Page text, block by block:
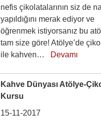
nefis çikolatalarının siz de
yapıldığını merak ediyor ve
öğrenmek istiyorsanız bu
tam size göre! Atölye’de
ile kahven… Devamı
Kahve Dünyası Atölye-
Kursu
15-11-2017